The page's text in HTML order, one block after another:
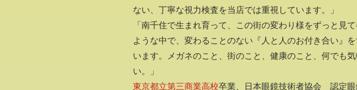
ない、丁寧な視力検査を当店では重視しています。」
「南千住で生まれ育って、この街の変わり様をずっと見
ような中で、変わることのない『人と人のお付き合い』
います。メガネのこと、街のこと、健康のこと、何でも
い。」
東京都立第三商業高校卒業、日本眼鏡技術者協会 認定眼